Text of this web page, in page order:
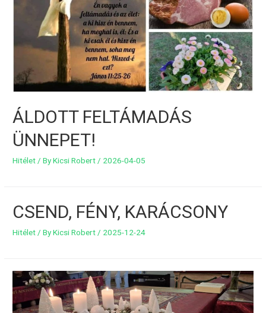
ÁLDOTT FELTÁMADÁS
ÜNNEPET!
Hitélet / ByKicsi Robert / 2026-04-05
CSEND, FÉNY, KARÁCSONY
Hitélet / ByKicsi Robert / 2025-12-24